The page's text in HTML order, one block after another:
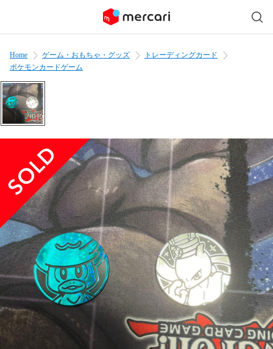
Home ゲーム・おもちゃ・グッズ
トレーディングカード
ポケモンカードゲーム